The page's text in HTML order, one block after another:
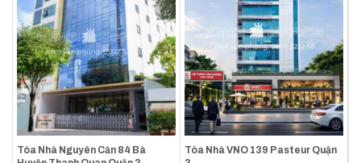
Tòa Nhà Nguyên Căn 84 Bà
Tòa Nhà VNO 139 Pasteur Quận